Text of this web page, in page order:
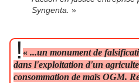
Syngenta. »
! « ...un monument de
dans l'exploitation d'un
consommation de maïs OGM.